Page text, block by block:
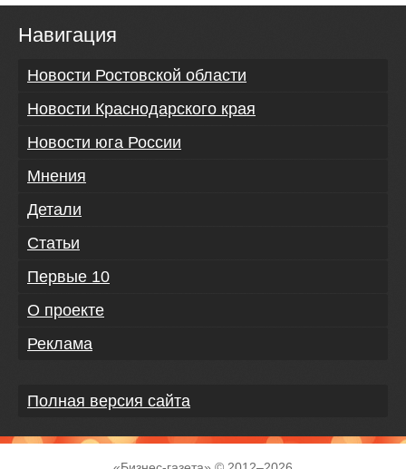
Навигация
Новости Ростовской области
Новости Краснодарского края
Новости юга России
Мнения
Детали
Статьи
Первые 10
О проекте
Реклама
Полная версия сайта